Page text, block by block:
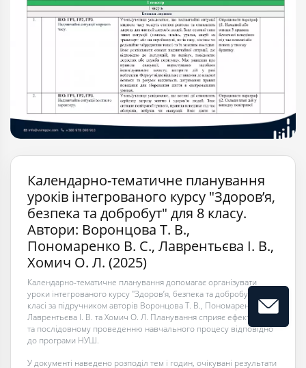
Календарно-тематичне планування
уроків інтегрованого курсу "Здоров’я,
безпека та добробут" для 8 класу.
Автори: Воронцова Т. В.,
Пономаренко В. С., Лаврентьєва І. В.,
Хомич О. Л. (2025)
Календарно-тематичне планування допомагає організувати
уроки інтегрованого курсу "Здоров’я, безпека та добробут" у 8
класі за підручником авторів Воронцова Т. В., Пономаренко В. С.,
Лаврентьєва І. В. та Хомич О. Л. Планування сприяє ефективному
та послідовному проведенню навчального процесу відповідно
до програми НУШ.
У документі наведено розподіл тем і годин, очікувані результати